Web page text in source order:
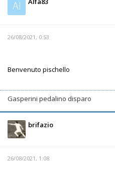
Al
26/08/2021, 0:53
Benvenuto pischello
Gasperini pedalino disparo
brifazio
26/08/2021, 1:08